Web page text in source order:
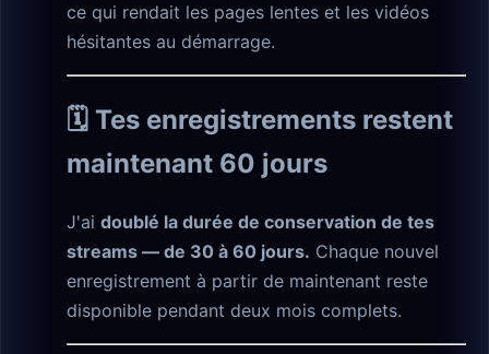
ce qui rendait les pages lentes et les vidéos
hésitantes au démarrage.
🗓️ Tes enregistrements restent
maintenant 60 jours
J'ai doublé la durée de conservation de tes
streams — de 30 à 60 jours. Chaque nouvel
enregistrement à partir de maintenant reste
disponible pendant deux mois complets.